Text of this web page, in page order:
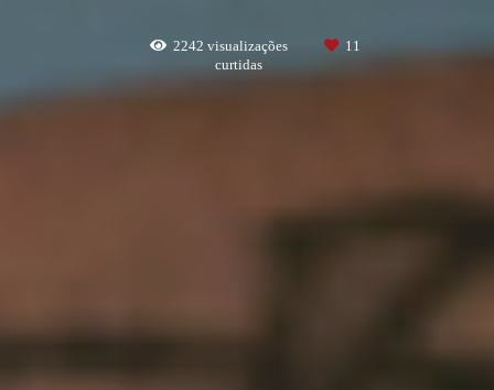
2242 visualizações
11
curtidas